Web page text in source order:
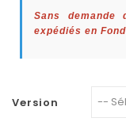
Sans
expédiés en
Version